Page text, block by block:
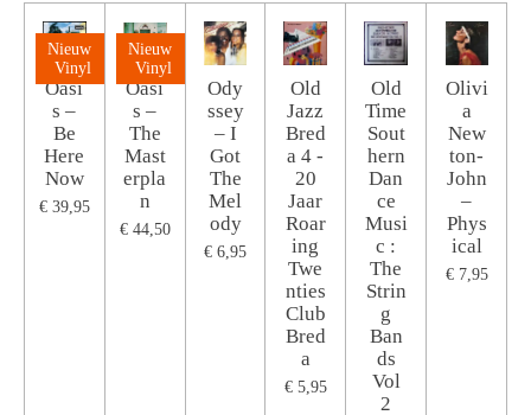
Nieuw
Vinyl
Oasi
s –
Be
Here
Now
€ 39,95
Nieuw
Vinyl
Oasi
s –
The
Mast
erpla
n
€ 44,50
Ody
ssey
– I
Got
The
Mel
ody
€ 6,95
Old
Jazz
Bred
a 4 -
20
Jaar
Roar
ing
Twe
nties
Club
Bred
a
€ 5,95
Old
Time
Sout
hern
Dan
ce
Musi
c :
The
Strin
g
Ban
ds
Vol
2
Olivi
a
New
ton-
John
‎–
Phys
ical
€ 7,95